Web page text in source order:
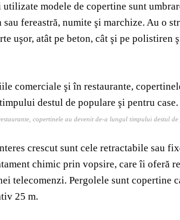
modele de copertine sunt
fereastră, numite şi marchize. Au o
uşor, atât pe beton, cât şi pe
copertinele au devenit de-a lungul timpului destul de
crescut sunt cele retractabile sau
chimic prin vopsire, care îi oferă
telecomenzi. Pergolele sunt copertine
25 m.